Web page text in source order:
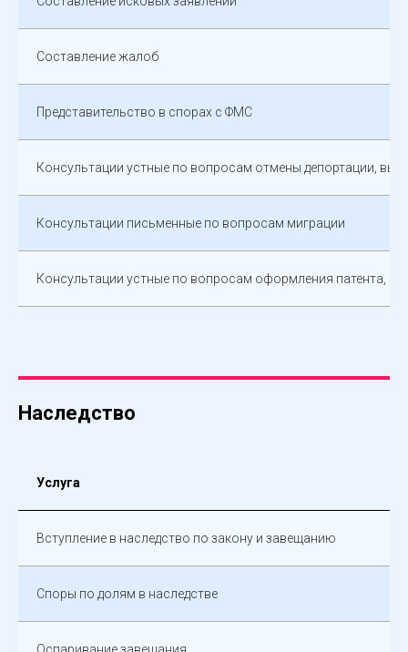
Составление жалоб
Представительство в спорах с ФМС
Консультации устные по вопросам отмены депортации,
Консультации письменные по вопросам миграции
Консультации устные по вопросам оформления патента,
Наследство
Услуга
Вступление в наследство по закону и завещанию
Споры по долям в наследстве